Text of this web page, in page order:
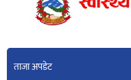
ताजा अपडेट